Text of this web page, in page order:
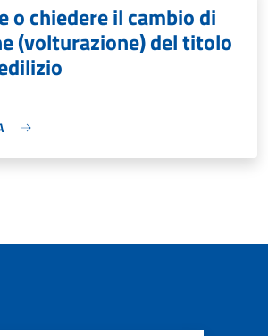
o chiedere il cambio di
(volturazione) del titolo